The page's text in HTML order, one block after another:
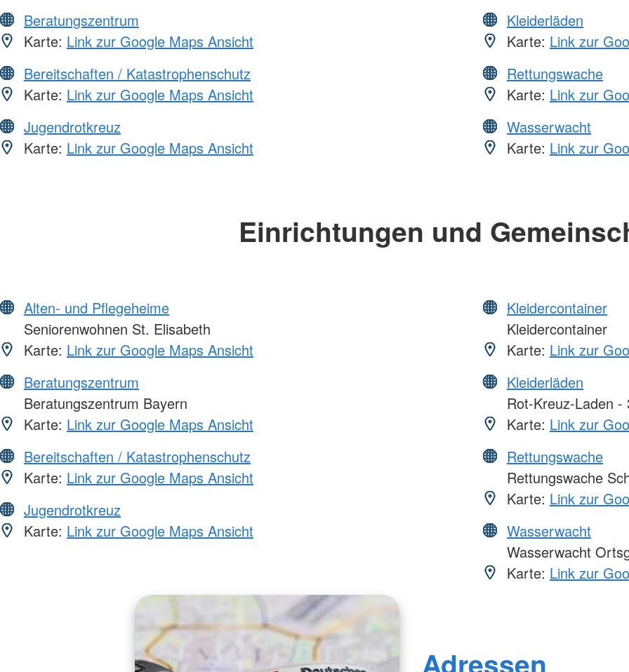
Beratungszentrum
Karte: Link zur Google Maps Ansicht
Bereitschaften / Katastrophenschutz
Karte: Link zur Google Maps Ansicht
Jugendrotkreuz
Karte: Link zur Google Maps Ansicht
Kleiderläden
Karte: Link zur
Rettungswache
Karte: Link zur
Wasserwacht
Karte: Link zur
Einrichtungen und
Alten- und Pflegeheime
Seniorenwohnen St. Elisabeth
Karte: Link zur Google Maps Ansicht
Beratungszentrum
Beratungszentrum Bayern
Karte: Link zur Google Maps Ansicht
Bereitschaften / Katastrophenschutz
Karte: Link zur Google Maps Ansicht
Jugendrotkreuz
Karte: Link zur Google Maps Ansicht
Kleidercontainer
Kleidercontainer
Karte: Link zur
Kleiderläden
Rot-Kreuz-Laden
Karte: Link zur
Rettungswache
Rettungswache
Karte: Link zur
Wasserwacht
Wasserwacht
Karte: Link zur
Adressen